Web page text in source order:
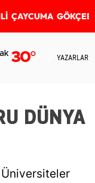
ÇAYCUMA
30° YAZARLAR
DÜNYA
Üniversiteler